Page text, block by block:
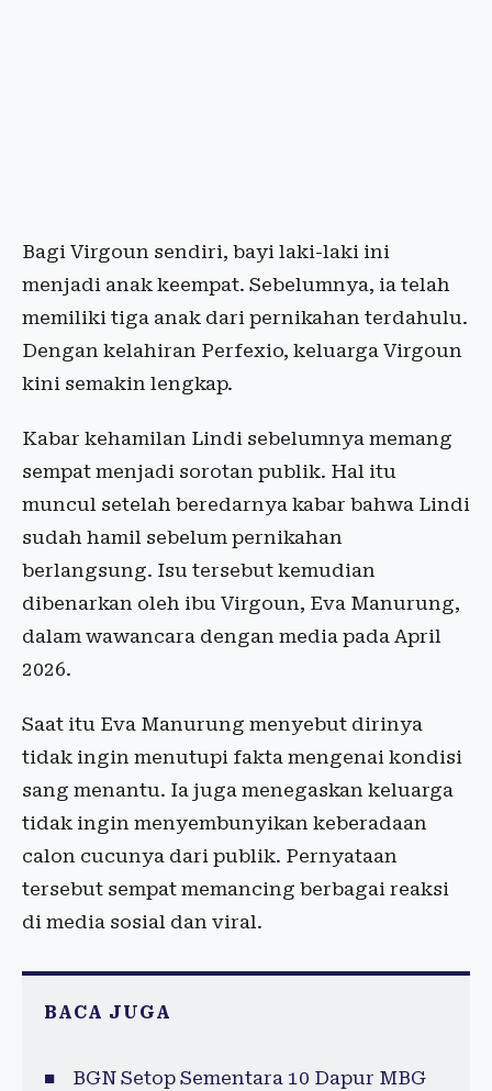
Bagi Virgoun sendiri, bayi laki-laki ini
menjadi anak keempat. Sebelumnya, ia telah
memiliki tiga anak dari pernikahan terdahulu.
Dengan kelahiran Perfexio, keluarga Virgoun
kini semakin lengkap.
Kabar kehamilan Lindi sebelumnya memang
sempat menjadi sorotan publik. Hal itu
muncul setelah beredarnya kabar bahwa Lindi
sudah hamil sebelum pernikahan
berlangsung. Isu tersebut kemudian
dibenarkan oleh ibu Virgoun, Eva Manurung,
dalam wawancara dengan media pada April
2026.
Saat itu Eva Manurung menyebut dirinya
tidak ingin menutupi fakta mengenai kondisi
sang menantu. Ia juga menegaskan keluarga
tidak ingin menyembunyikan keberadaan
calon cucunya dari publik. Pernyataan
tersebut sempat memancing berbagai reaksi
di media sosial dan viral.
BACA JUGA
BGN Setop Sementara 10 Dapur MBG